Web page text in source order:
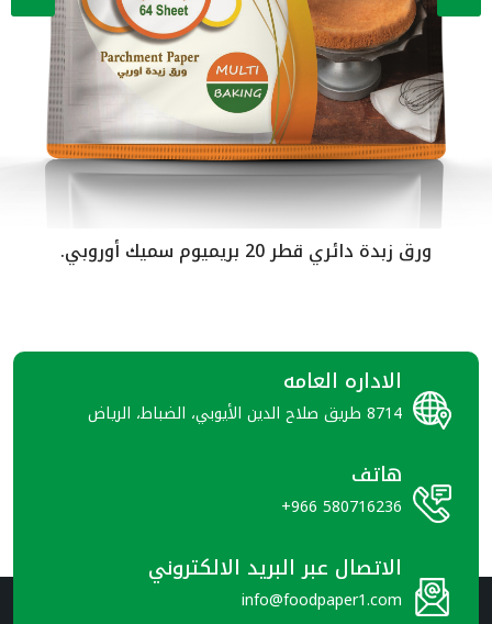
بريميوم سميك أوروبي.
الاداره العامه
8714 طريق صلاح الدين الأيوبي، الضباط، الرياض
هاتف
+966 580716236
الاتصال عبر البريد الالكتروني
info@foodpaper1.com